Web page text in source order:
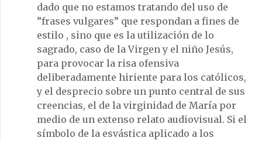
dado que no estamos tratando del uso de
”frases vulgares” que respondan a fines de
estilo , sino que es la utilización de lo
sagrado, caso de la Virgen y el niño Jesús,
para provocar la risa ofensiva
deliberadamente hiriente para los católicos,
y el desprecio sobre un punto central de sus
creencias, el de la virginidad de María por
medio de un extenso relato audiovisual. Si el
símbolo de la esvástica aplicado a los